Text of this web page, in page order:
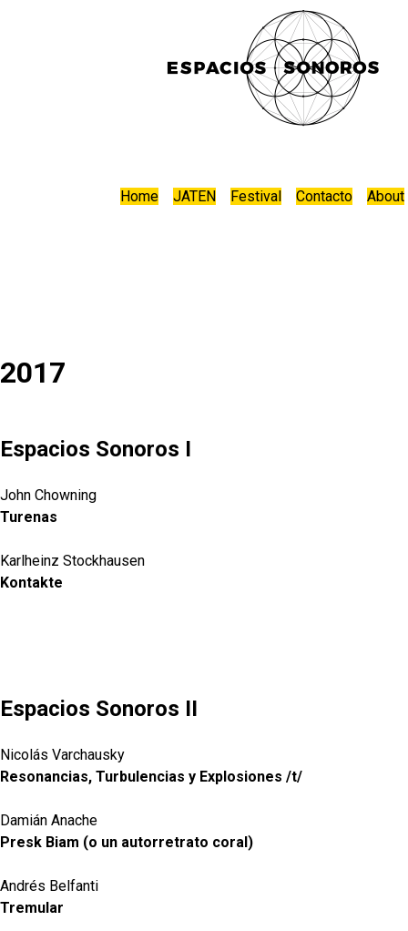
Home JATEN Festival Contacto About
2017
Espacios Sonoros I
John Chowning
Turenas
Karlheinz Stockhausen
Kontakte
Espacios Sonoros II
Nicolás Varchausky
Resonancias, Turbulencias y Explosiones /t/
Damián Anache
Presk Biam (o un autorretrato coral)
Andrés Belfanti
Tremular